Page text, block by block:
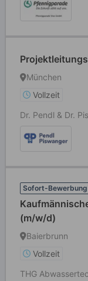
München
Vollzeit
Dr. Pendl & Dr.
Sofort-Bewerbung
(m/w/d)
Baierbrunn
Vollzeit
THG